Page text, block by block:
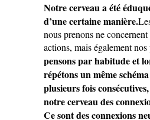
Notre cerveau a été
d’une certaine manière.
nous prenons ne
actions, mais également nos
pensons par habitude et
répétons un même
plusieurs fois
notre cerveau des
Ce sont des connexions